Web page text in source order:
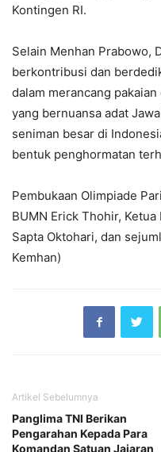
Kontingen RI.
Selain Menhan Prabowo,
berkontribusi dan
dalam merancang
yang bernuansa adat
seniman besar di
bentuk penghormatan
Pembukaan Olimpiade
BUMN Erick Thohir,
Sapta Oktohari, dan
Kemhan)
Artikel Sebelumnya
Panglima TNI Berikan
Pengarahan Kepada Para
Komandan Satuan Jajaran